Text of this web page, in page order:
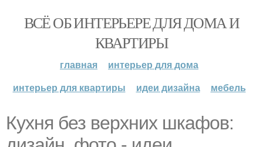
ВСЁ ОБ ИНТЕРЬЕРЕ ДЛЯ ДОМА И
КВАРТИРЫ
главная
интерьер для дома
интерьер для квартиры
идеи дизайна мебель
Кухня без верхних шкафов: